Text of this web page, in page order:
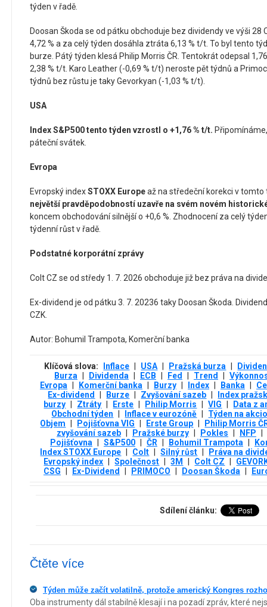
týden v řadě.
Doosan Škoda se od pátku obchoduje bez dividendy ve výši 28
4,72 % a za celý týden dosáhla ztráta 6,13 % t/t. To byl tento
burze. Pátý týden klesá Philip Morris ČR. Tentokrát odepsal
2,38 % t/t. Karo Leather (-0,69 % t/t) neroste pět týdnů a
týdnů bez růstu je taky Gevorkyan (-1,03 % t/t).
USA
Index S&P500 tento týden vzrostl o +1,76 % t/t.
páteční svátek.
Evropa
Evropský indexSTOXX Europeaž na středeční korekci v
největší pravděpodobností uzavře na svém novém
koncem obchodování silnější o +0,6 %. Zhodnocení za celý
týdenní růst v řadě.
Podstatné korporátní zprávy
Colt CZ se od středy 1. 7. 2026 obchoduje již bez práva na
Ex-dividend je od pátku 3. 7. 20236 taky Doosan Škoda.
CZK.
Autor: Bohumil Trampota, Komerční banka
Klíčová slova: Inflace USA Pražská burza
Burza
Dividenda ECB Fed Trend
Evropa
Komerční banka Burzy Index Banka
Ex-dividend
Burze Zvyšování sazeb
Index
burzy
Ztráty Erste Philip Morris VIG
Data z
Obchodní týden
Inflace v eurozóně
Týden na
Objem
Pojišťovna VIG Erste Group
Philip Morris
zvyšování sazeb
Pražské burzy Pokles NFP
Pojišťovna
S&P500 ČR Bohumil Trampota
Index STOXX Europe
Colt Silný růst
Práva na
Evropský index
Společnost 3М Colt CZ
CSG
Ex-Dividend PRIMOCO Doosan Škoda
Sdílení článku:
Čtěte více
Týden může začít volatilně, protože americký Kongres
Oba instrumenty dál stabilně klesají i na pozadí zpráv, které